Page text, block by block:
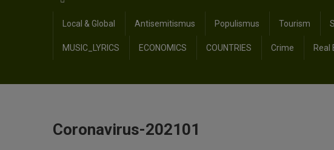
Local & Global Antisemitismus Populismus Tourism
MUSIC_LYRICS ECONOMICS COUNTRIES Crime Real
Coronavirus-202101